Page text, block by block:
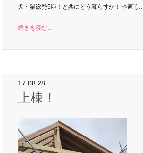
犬・猫総勢5匹！と共にどう暮らすか！ 企画 […]
続きを読む...
17.08.28
上棟！